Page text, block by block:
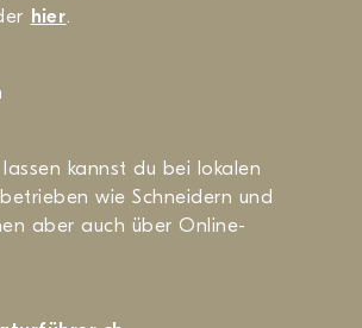
hier.
kannst du bei lokalen
wie Schneidern und
aber auch über Online-